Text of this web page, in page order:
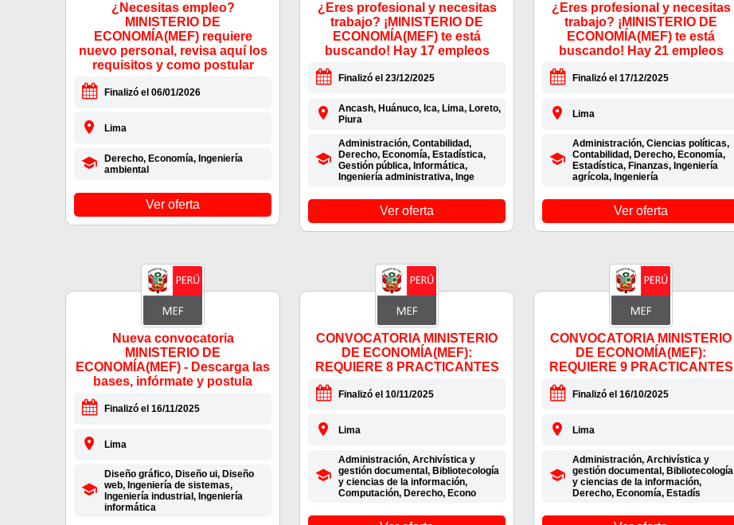
¿Necesitas empleo?
MINISTERIO DE
ECONOMÍA(MEF) requiere
nuevo personal, revisa aquí los
requisitos y como postular
Finalizó el 06/01/2026
Lima
Derecho, Economía, Ingeniería
ambiental
Ver oferta
¿Eres profesional y necesitas
trabajo? ¡MINISTERIO DE
ECONOMÍA(MEF) te está
buscando! Hay 17 empleos
Finalizó el 23/12/2025
Ancash, Huánuco, Ica, Lima, Loreto,
Piura
Administración, Contabilidad,
Derecho, Economía, Estadística,
Gestión pública, Informática,
Ingeniería administrativa, Inge
Ver oferta
¿Eres profesional y necesitas
trabajo? ¡MINISTERIO DE
ECONOMÍA(MEF) te está
buscando! Hay 21 empleos
Finalizó el 17/12/2025
Lima
Administración, Ciencias políticas,
Contabilidad, Derecho, Economía,
Estadística, Finanzas, Ingeniería
agrícola, Ingeniería
Ver oferta
Nueva convocatoria
MINISTERIO DE
ECONOMÍA(MEF) - Descarga las
bases, infórmate y postula
Finalizó el 16/11/2025
Lima
Diseño gráfico, Diseño ui, Diseño
web, Ingeniería de sistemas,
Ingeniería industrial, Ingeniería
informática
CONVOCATORIA MINISTERIO
DE ECONOMÍA(MEF):
REQUIERE 8 PRACTICANTES
Finalizó el 10/11/2025
Lima
Administración, Archivística y
gestión documental, Bibliotecología
y ciencias de la información,
Computación, Derecho, Econo
CONVOCATORIA MINISTERIO
DE ECONOMÍA(MEF):
REQUIERE 9 PRACTICANTES
Finalizó el 16/10/2025
Lima
Administración, Archivística y
gestión documental, Bibliotecología
y ciencias de la información,
Derecho, Economía, Estadís